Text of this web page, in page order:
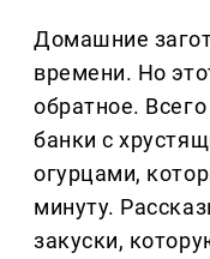
Домашние
времени. Но
обратное.
банки с
огурцами,
минуту.
закуски,